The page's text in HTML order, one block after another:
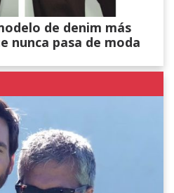
de denim más
nunca pasa de moda